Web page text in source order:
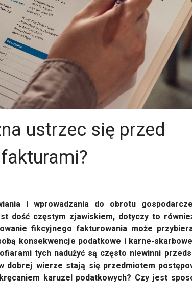
ustrzec się przed
i wprowadzania do obrotu
dość częstym zjawiskiem, dotyczy to
fikcyjnego fakturowania może
konsekwencje podatkowe i karne-
tych nadużyć są często niewinni
dobrej wierze stają się przedmiotem
karuzel podatkowych? Czy jest